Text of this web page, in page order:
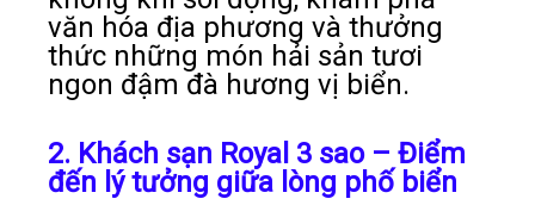
văn hóa địa phương và thưởng
thức những món hải sản tươi
ngon đậm đà hương vị biển.
2. Khách sạn Royal 3 sao – Điểm
đến lý tưởng giữa lòng phố biển